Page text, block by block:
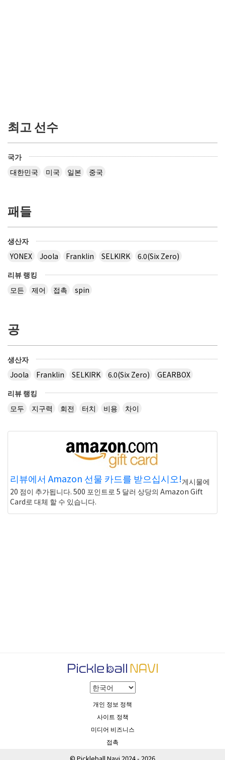
최고 선수
국가
대한민국
미국 일본 중국
패들
생산자
YONEX
Joola Franklin SELKIRK
6.0(Six Zero)
리뷰 랭킹
모든
제어 접촉 spin
공
생산자
Joola
Franklin SELKIRK 6.0(Six Zero)
GEARBOX
리뷰 랭킹
모두
지구력 회전 터치 비용 차이
리뷰에서 Amazon 선물 카드를 받으십시오!게시물에
20 점이 추가됩니다. 500 포인트로 5 달러 상당의 Amazon Gift
Card로 대체 할 수 있습니다.
개인 정보 정책
사이트 정책
미디어 비즈니스
접촉